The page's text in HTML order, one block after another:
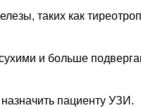
таких как
и больше
пациенту УЗИ.